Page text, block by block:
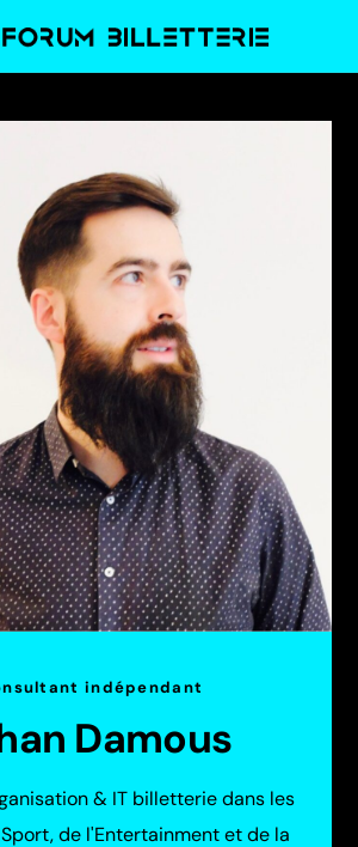
indépendant
Damous
& IT billetterie dans les
de l'Entertainment et de la